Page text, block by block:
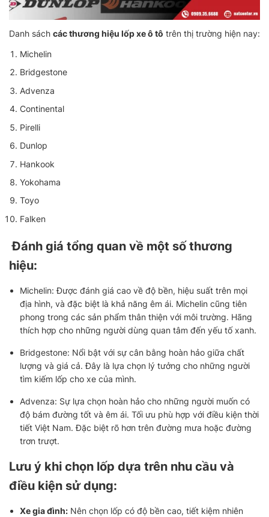
Danh sách các thương hiệu lốp xe ô tô trên thị trường hiện nay:
Michelin
Bridgestone
Advenza
Continental
Pirelli
Dunlop
Hankook
Yokohama
Toyo
Falken
Đánh giá tổng quan về một số thương
hiệu:
Michelin: Được đánh giá cao về độ bền, hiệu suất trên mọi
địa hình, và đặc biệt là khả năng êm ái. Michelin cũng tiên
phong trong các sản phẩm thân thiện với môi trường. Hãng
thích hợp cho những người dùng quan tâm đến yếu tố xanh.
Bridgestone: Nổi bật với sự cân bằng hoàn hảo giữa chất
lượng và giá cả. Đây là lựa chọn lý tưởng cho những người
tìm kiếm lốp cho xe của mình.
Advenza: Sự lựa chọn hoàn hảo cho những người muốn có
độ bám đường tốt và êm ái. Tối ưu phù hợp với điều kiện thời
tiết Việt Nam. Đặc biệt rõ hơn trên đường mưa hoặc đường
trơn trượt.
Lưu ý khi chọn lốp dựa trên nhu cầu và
điều kiện sử dụng:
Xe gia đình: Nên chọn lốp có độ bền cao, tiết kiệm nhiên